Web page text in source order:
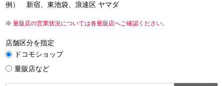
例） 新宿、東池袋、浪速区 ヤマダ
量販店の営業状況については各量販店へご確認ください。
店舗区分を指定
ドコモショップ
量販店など